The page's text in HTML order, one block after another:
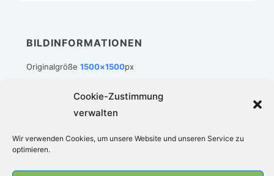
Cookie-Zustimmung
verwalten
Wir verwenden Cookies, um unsere Website und unseren Service zu
optimieren.
BILDINFORMATIONEN
Originalgröße 1500×1500px
Menü
Datenschutz
Copyright © 2026Zimmerbrunnen-Welt|